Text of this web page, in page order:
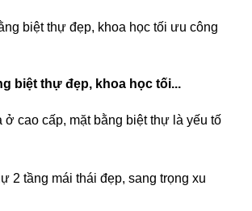
biệt thự đẹp, khoa học tối...
ở cao cấp, mặt bằng biệt thự là yếu tố